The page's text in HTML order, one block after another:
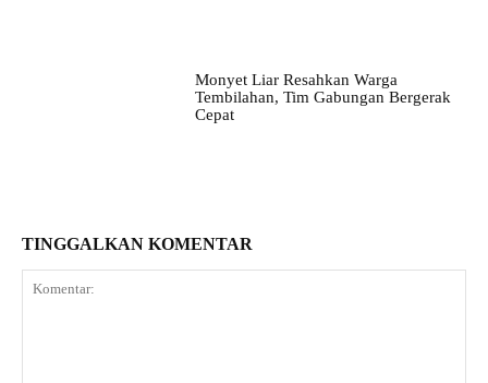
Monyet Liar Resahkan Warga
Tembilahan, Tim Gabungan Bergerak
Cepat
TINGGALKAN KOMENTAR